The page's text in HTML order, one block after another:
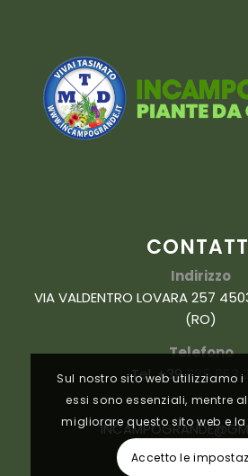
Indirizzo
VIA VALDENTRO LOVARA 257
(RO)
Telefono
Tel. +39335 663
Sul nostro sito web utilizziamo
essi sono essenziali, mentre
migliorare questo sito web e
Accetto le